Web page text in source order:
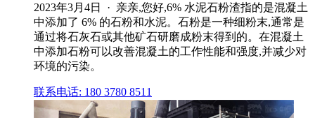
2023年3月4日 · 亲亲,您好,6% 水泥石粉渣指的是混凝土
中添加了 6% 的石粉和水泥。石粉是一种细粉末,通常是
通过将石灰石或其他矿石研磨成粉末得到的。在混凝土
中添加石粉可以改善混凝土的工作性能和强度,并减少对
环境的污染。
联系电话: 180 3780 8511